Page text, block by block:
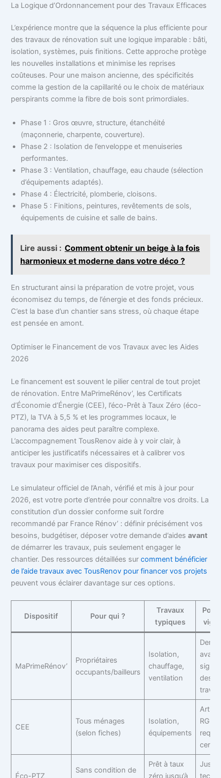
La Logique d’Ordonnancement pour des Travaux Efficaces
L’expérience montre que la séquence la plus efficiente pour
des travaux de rénovation suit une logique imparable : bâti,
isolation, systèmes, puis finitions. Cette approche protège
les nouvelles installations et minimise les reprises
coûteuses. Pour une maison ancienne, des spécificités
comme la gestion de la capillarité ou le choix de matériaux
perspirants comme la fibre de bois sont primordiales.
Phase 1 : Gros œuvre, structure, étanchéité
(maçonnerie, charpente, couverture).
Phase 2 : Isolation de l’enveloppe et menuiseries
performantes.
Phase 3 : Ventilation, chauffage, eau chaude (sélection
d’équipements adaptés).
Phase 4 : Électricité, plomberie, cloisons.
Phase 5 : Finitions, peintures, revêtements de sols,
équipements de cuisine et salle de bains.
Lire aussi : Comment obtenir un beige à la fois
harmonieux et moderne dans votre déco ?
En structurant ainsi la préparation de votre projet, vous
économisez du temps, de l’énergie et des fonds précieux.
C’est la base d’un chantier sans stress, où chaque étape
est pensée en amont.
Optimiser le Financement de vos Travaux avec les Aides
2026
Le financement est souvent le pilier central de tout projet
de rénovation. Entre MaPrimeRénov’, les Certificats
d’Économie d’Énergie (CEE), l’éco-Prêt à Taux Zéro (éco-
PTZ), la TVA à 5,5 % et les programmes locaux, le
panorama des aides peut paraître complexe.
L’accompagnement TousRenov aide à y voir clair, à
anticiper les justificatifs nécessaires et à calibrer vos
travaux pour maximiser ces dispositifs.
Le simulateur officiel de l’Anah, vérifié et mis à jour pour
2026, est votre porte d’entrée pour connaître vos droits. La
constitution d’un dossier conforme suit l’ordre
recommandé par France Rénov’ : définir précisément vos
besoins, budgétiser, déposer votre demande d’aidesavant
de démarrer les travaux, puis seulement engager le
chantier. Des ressources détaillées surcomment bénéficier
de l’aide travaux avec TousRenov pour financer vos projets
peuvent vous éclairer davantage sur ces options.
Dispositif Pour qui ?
Travaux
typiques
MaPrimeRénov’
Propriétaires
occupants/bailleurs
Isolation,
chauffage,
ventilation
avant
des
CEE
Tous ménages
(selon fiches)
Isolation,
équipements
RGE
Éco-PTZ
Sans condition de
Prêt à taux
zéro jusqu’à